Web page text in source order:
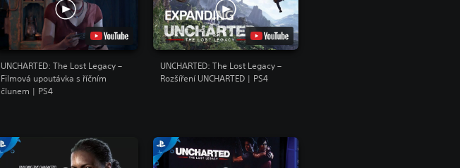
UNCHARTED: The Lost Legacy –
Filmová upoutávka s říčním
člunem | PS4
UNCHARTED: The Lost Legacy –
Rozšíření UNCHARTED | PS4